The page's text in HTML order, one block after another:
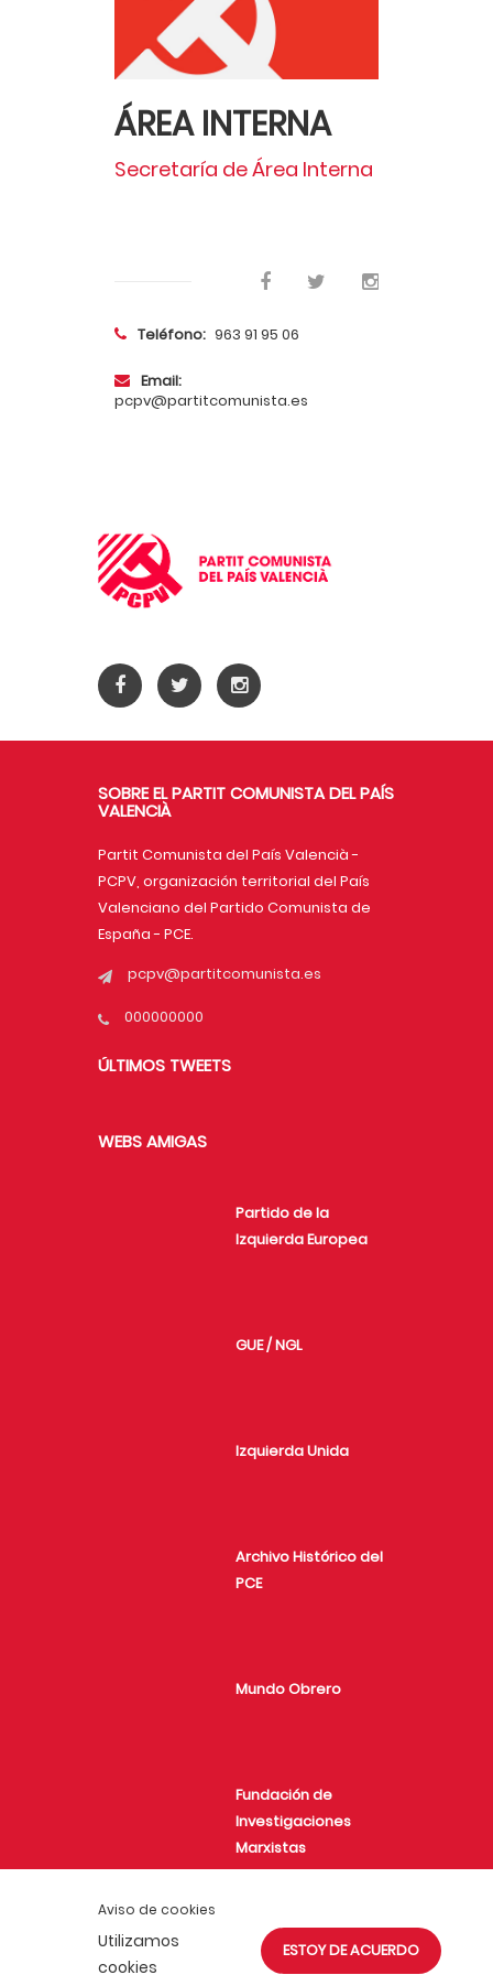
Aviso de cookies
ESTOY DE ACUERDO
Utilizamos
cookies
ÁREA INTERNA
Secretaría de Área Interna
Teléfono: 963 91 95 06
Email:
pcpv@partitcomunista.es
SOBRE EL PARTIT COMUNISTA DEL PAÍS
VALENCIÀ
Partit Comunista del País Valencià -
PCPV, organización territorial del País
Valenciano del Partido Comunista de
España - PCE.
pcpv@partitcomunista.es
000000000
ÚLTIMOS TWEETS
WEBS AMIGAS
Partido de la
Izquierda Europea
GUE / NGL
Izquierda Unida
Archivo Histórico del
PCE
Mundo Obrero
Fundación de
Investigaciones
Marxistas
Juventud Comunista